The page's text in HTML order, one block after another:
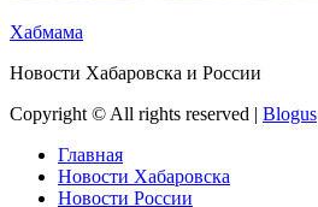
Хабмама
Новости Хабаровска и России
Copyright © All rights reserved | Blogus
Главная
Новости Хабаровска
Новости России